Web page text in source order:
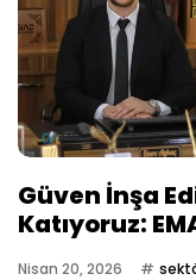
Güven İnşa
Katıyoruz:
Nisan 20, 2026